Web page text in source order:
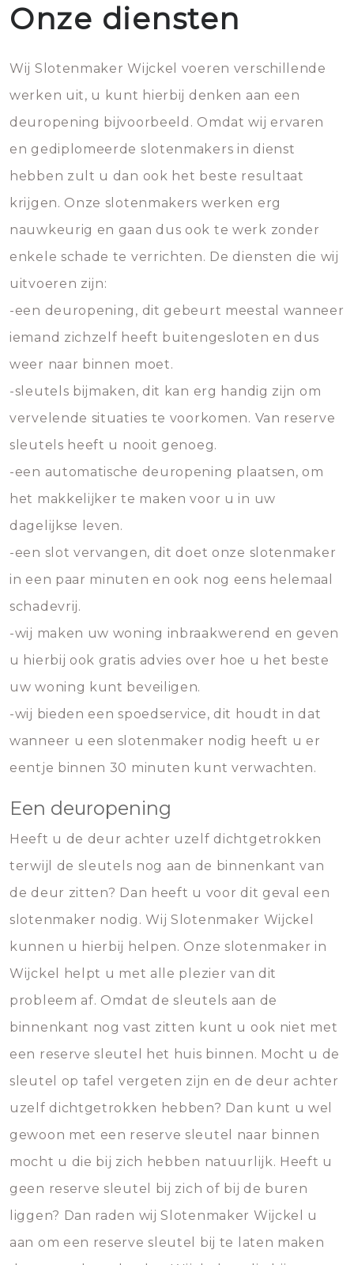
Onze diensten
Wij Slotenmaker Wijckel voeren verschillende
werken uit, u kunt hierbij denken aan een
deuropening bijvoorbeeld. Omdat wij ervaren
en gediplomeerde slotenmakers in dienst
hebben zult u dan ook het beste resultaat
krijgen. Onze slotenmakers werken erg
nauwkeurig en gaan dus ook te werk zonder
enkele schade te verrichten. De diensten die wij
uitvoeren zijn:
-een deuropening, dit gebeurt meestal wanneer
iemand zichzelf heeft buitengesloten en dus
weer naar binnen moet.
-sleutels bijmaken, dit kan erg handig zijn om
vervelende situaties te voorkomen. Van reserve
sleutels heeft u nooit genoeg.
-een automatische deuropening plaatsen, om
het makkelijker te maken voor u in uw
dagelijkse leven.
-een slot vervangen, dit doet onze slotenmaker
in een paar minuten en ook nog eens helemaal
schadevrij.
-wij maken uw woning inbraakwerend en geven
u hierbij ook gratis advies over hoe u het beste
uw woning kunt beveiligen.
-wij bieden een spoedservice, dit houdt in dat
wanneer u een slotenmaker nodig heeft u er
eentje binnen 30 minuten kunt verwachten.
Een deuropening
Heeft u de deur achter uzelf dichtgetrokken
terwijl de sleutels nog aan de binnenkant van
de deur zitten? Dan heeft u voor dit geval een
slotenmaker nodig. Wij Slotenmaker Wijckel
kunnen u hierbij helpen. Onze slotenmaker in
Wijckel helpt u met alle plezier van dit
probleem af. Omdat de sleutels aan de
binnenkant nog vast zitten kunt u ook niet met
een reserve sleutel het huis binnen. Mocht u de
sleutel op tafel vergeten zijn en de deur achter
uzelf dichtgetrokken hebben? Dan kunt u wel
gewoon met een reserve sleutel naar binnen
mocht u die bij zich hebben natuurlijk. Heeft u
geen reserve sleutel bij zich of bij de buren
liggen? Dan raden wij Slotenmaker Wijckel u
aan om een reserve sleutel bij te laten maken